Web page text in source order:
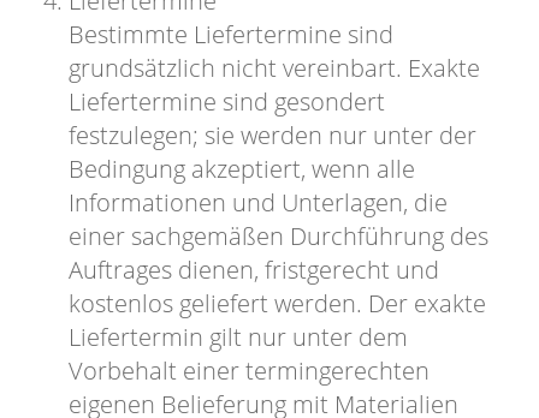
Bestimmte Liefertermine sind
grundsätzlich nicht vereinbart. Exakte
Liefertermine sind gesondert
festzulegen; sie werden nur unter der
Bedingung akzeptiert, wenn alle
Informationen und Unterlagen, die
einer sachgemäßen Durchführung des
Auftrages dienen, fristgerecht und
kostenlos geliefert werden. Der exakte
Liefertermin gilt nur unter dem
Vorbehalt einer termingerechten
eigenen Belieferung mit Materialien